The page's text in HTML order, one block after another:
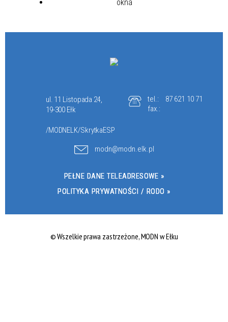
ul. 11 Listopada 24,
19-300 Ełk
/MODNELK/SkrytkaESP
tel.:
87 621 10 71
fax.:
modn@modn.elk.pl
PEŁNE DANE TELEADRESOWE »
POLITYKA PRYWATNOŚCI / RODO »
© Wszelkie prawa zastrzeżone, MODN w Ełku